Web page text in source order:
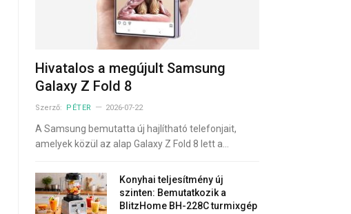
Hivatalos a megújult Samsung
Galaxy Z Fold 8
Szerző: PÉTER 2026-07-22
A Samsung bemutatta új hajlítható telefonjait,
amelyek közül az alap Galaxy Z Fold 8 lett a…
Konyhai teljesítmény új
szinten: Bemutatkozik a
BlitzHome BH-228C turmixgép